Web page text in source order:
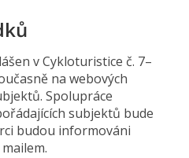
v Cykloturistice č. 7–
na webových
Spolupráce
subjektů bude
budou informováni